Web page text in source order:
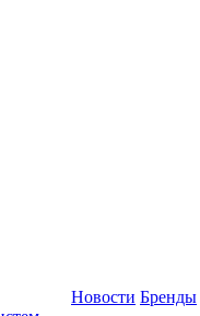
Новости Бренды